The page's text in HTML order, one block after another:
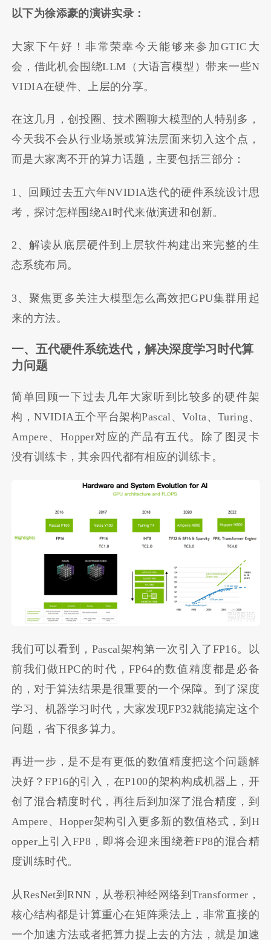
以下为徐添豪的演讲实录：
大家下午好！非常荣幸今天能够来参加GTIC大
会，借此机会围绕LLM（大语言模型）带来一些N
VIDIA在硬件、上层的分享。
在这几月，创投圈、技术圈聊大模型的人特别多，
今天我不会从行业场景或算法层面来切入这个点，
而是大家离不开的算力话题，主要包括三部分：
1、回顾过去五六年NVIDIA迭代的硬件系统设计思
考，探讨怎样围绕AI时代来做演进和创新。
2、解读从底层硬件到上层软件构建出来完整的生
态系统布局。
3、聚焦更多关注大模型怎么高效把GPU集群用起
来的方法。
一、五代硬件系统迭代，解决深度学习时代算
力问题
简单回顾一下过去几年大家听到比较多的硬件架
构，NVIDIA五个平台架构Pascal、Volta、Turing、
Ampere、Hopper对应的产品有五代。除了图灵卡
没有训练卡，其余四代都有相应的训练卡。
我们可以看到，Pascal架构第一次引入了FP16。以
前我们做HPC的时代，FP64的数值精度都是必备
的，对于算法结果是很重要的一个保障。到了深度
学习、机器学习时代，大家发现FP32就能搞定这个
问题，省下很多算力。
再进一步，是不是有更低的数值精度把这个问题解
决好？FP16的引入，在P100的架构构成机器上，开
创了混合精度时代，再往后到加深了混合精度，到
Ampere、Hopper架构引入更多新的数值格式，到H
opper上引入FP8，即将会迎来围绕着FP8的混合精
度训练时代。
从ResNet到RNN，从卷积神经网络到Transformer，
核心结构都是计算重心在矩阵乘法上，非常直接的
一个加速方法或者把算力提上去的方法，就是加速